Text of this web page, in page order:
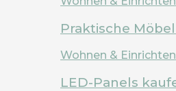
Praktische
Wohnen & Einrichten
LED-Panels